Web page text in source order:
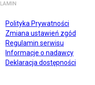
Polityka Prywatności
Zmiana ustawień zgód
Regulamin serwisu
Informacje o nadawcy
Deklaracja dostępności